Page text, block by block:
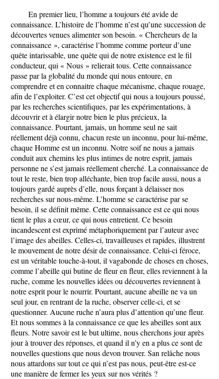
En premier lieu, l’homme a toujours été avide de
connaissance. L’histoire de l’homme n’est qu’une succession de
découvertes venues alimenter son besoin. « Chercheurs de la
connaissance », caractérise l’homme comme porteur d’une
quête intarissable, une quête qui de notre existence est le fil
conducteur, qui « Nous » relierait tous. Cette connaissance
passe par la globalité du monde qui nous entoure, en
comprendre et en connaitre chaque mécanisme, chaque rouage,
afin de l’exploiter. C’est cet objectif qui nous a toujours poussé,
par les recherches scientifiques, par les expérimentations, à
découvrir et à élargir notre bien le plus précieux, la
connaissance. Pourtant, jamais, un homme seul ne sait
réellement déjà connu, chacun reste un inconnu, pour lui-même,
chaque Homme est un inconnu. Notre soif ne nous a jamais
conduit aux chemins les plus intimes de notre esprit, jamais
personne ne s’est jamais réellement cherché. La connaissance de
tout le reste, bien trop alléchante, bien trop facile aussi, nous a
toujours gardé auprès d’elle, nous forçant à délaisser nos
recherches sur nous-même. L’homme se caractérise par se
besoin, il se définit même. Cette connaissance est ce qui nous
tient le plus a cœur, ce qui nous entretient. Ce besoin
incandescent est exprimé métaphoriquement par l’auteur avec
l’image des abeilles. Celles-ci, travailleuses et rapides, illustrent
le mouvement de notre désir de connaissance. Celui-ci féroce,
est un véritable touche-à-tout, il vagabonde de choses en choses,
comme l’abeille qui butine de fleur en fleur, elles reviennent à la
ruche, comme les nouvelles idées ou découvertes reviennent à
notre esprit pour le nourrir. Pourtant, aucune abeille ne va un
seul jour, en rentrant de la ruche, observer celle-ci, et se
questionner. Aucune ruche n’aura plus d’attention qu’une fleur.
Et nous sommes à la connaissance ce que les abeilles sont aux
fleurs. Notre savoir est le but ultime, nous cherchons jour après
jour à trouver des réponses, et quand il n’y en a plus ce sont de
nouvelles questions que nous devon trouver. San relâche nous
nous attardons sur tout ce qui n’est pas nous, peut-être est-ce
une manière de fermer les yeux sur nos vérités ?